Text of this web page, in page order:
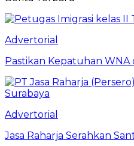
Advertorial
Pastikan Kepatuhan WNA
Advertorial
Jasa Raharja Serahkan